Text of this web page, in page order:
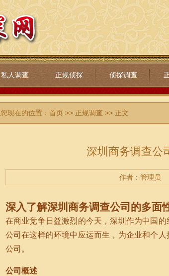
私人调查 正规侦探 侦探调查
您现在的位置： 首页>> 正规调查 >> 正文
深圳商务调查公
作者：管理员
深入了解深圳商务调查公司的多面
在商业竞争日益激烈的今天，深圳作为中国
公司在这样的环境中应运而生，为企业和个
公司。
公司概述